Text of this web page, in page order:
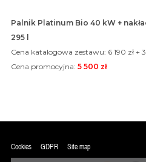
Palnik Platinum Bio 40 kW +
295 l
Cena katalogowa zestawu: 6 190 zł +
Cena promocyjna: 5 500 zł
Cookies GDPR Site map